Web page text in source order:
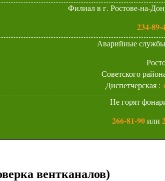
Филиал в г. Ростове-на-
234-89-
Аварийные службы
Советского
Диспетчерская :
Не горят
266-81-90или
вентканалов)